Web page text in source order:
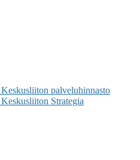
palveluhinnasto
Strategia